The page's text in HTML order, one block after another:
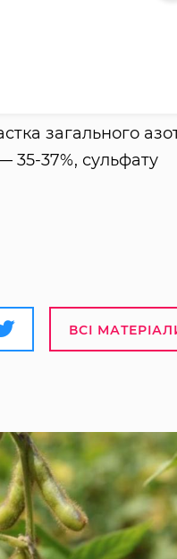
загального
35-37%, сульфату
ВСІ